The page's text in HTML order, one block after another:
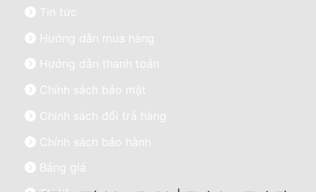
Tin tức
Hướng dẫn mua hàng
Hướng dẫn thanh toán
Chính sách bảo mật
Chính sách đổi trả hàng
Chính sách bảo hành
Bảng giá